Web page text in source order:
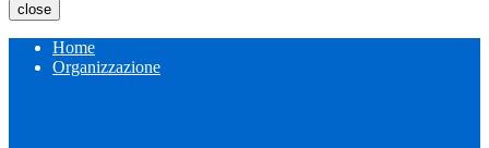
close
Home
Organizzazione